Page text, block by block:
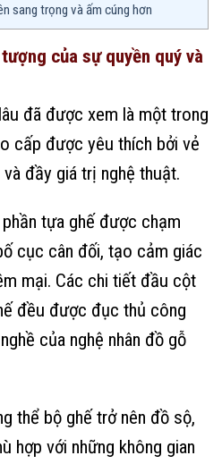
sang trọng và ấm cúng hơn
của sự quyền quý và
đã được xem là một trong
cấp được yêu thích bởi vẻ
đầy giá trị nghệ thuật.
tựa ghế được chạm
cục cân đối, tạo cảm giác
mại. Các chi tiết đầu cột
đều được đục thủ công
của nghệ nhân đồ gỗ
thể bộ ghế trở nên đồ sộ,
hợp với những không gian